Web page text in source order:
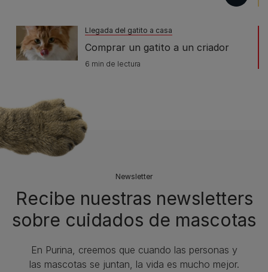
Llegada del gatito a casa
Comprar un gatito a un criador
6 min de lectura
Newsletter
Recibe nuestras newsletters
sobre cuidados de mascotas​
En Purina, creemos que cuando las personas y
las mascotas se juntan, la vida es mucho mejor.